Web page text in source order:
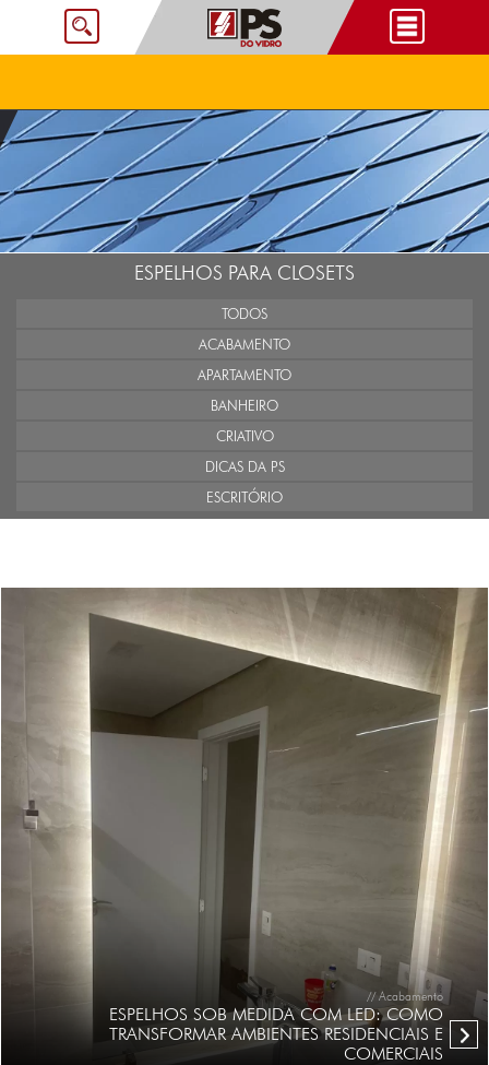
ESPELHOS PARA CLOSETS
TODOS
ACABAMENTO
APARTAMENTO
BANHEIRO
CRIATIVO
DICAS DA PS
ESCRITÓRIO
// Acabamento
ESPELHOS SOB MEDIDA COM LED: COMO
TRANSFORMAR AMBIENTES RESIDENCIAIS E
COMERCIAIS